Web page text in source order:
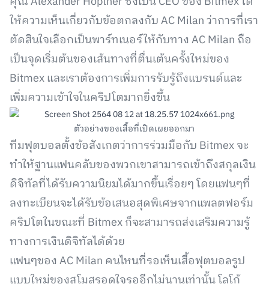
ให้ความเห็นเกี่ยวกับข้อตกลงกับ AC Milan ว่าการที่เรา
ตัดสินใจเลือกเป็นพาร์ทเนอร์ให้กับทาง AC Milan ถือ
เป็นจุดเริ่มต้นของเส้นทางที่ตื่นเต้นครั้งใหม่ของ
Bitmex และเราต้องการเพิ่มการรับรู้ถึงแบรนด์และ
เพิ่มความเข้าใจในคริปโตมากยิ่งขึ้น
ตัวอย่างของเสื้อที่เปิดเผยออกมา
ทีมฟุตบอลตั้งข้อสังเกตว่าการร่วมมือกับ Bitmex จะ
ทำให้ฐานแฟนคลับของพวกเขาสามารถเข้าถึงสกุลเงิน
ดิจิทัลที่ได้รับความนิยมได้มากขึ้นเรื่อยๆ โดยแฟนๆที่
ลงทะเบียนจะได้รับข้อเสนอสุดพิเศษจากแพลตฟอร์ม
คริปโตในขณะที่ Bitmex ก็จะสามารถส่งเสริมความรู้
ทางการเงินดิจิทัลได้ด้วย
แฟนๆของ AC Milan คนไหนที่รอเห็นเสื้อฟุตบอลรูป
แบบใหม่ของสโมสรอดใจรออีกไม่นานเท่านั้น โลโก้